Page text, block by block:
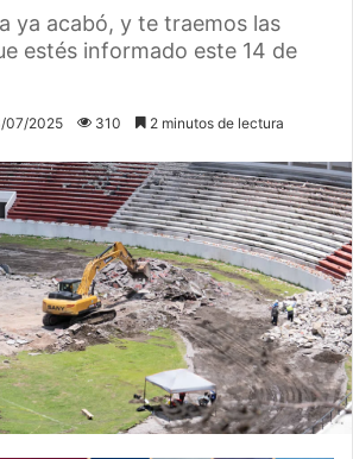
ya acabó, y te traemos las
estés informado este 14 de
07/2025 310 2 minutos de lectura